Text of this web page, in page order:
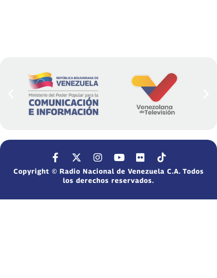
Copyright © Radio Nacional de Venezuela C.A. Todos
los derechos reservados.